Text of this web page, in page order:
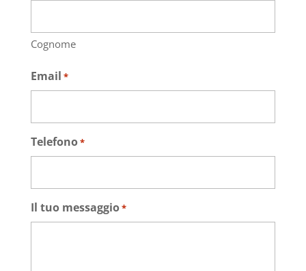
Cognome
Email *
Telefono*
Il tuo messaggio*